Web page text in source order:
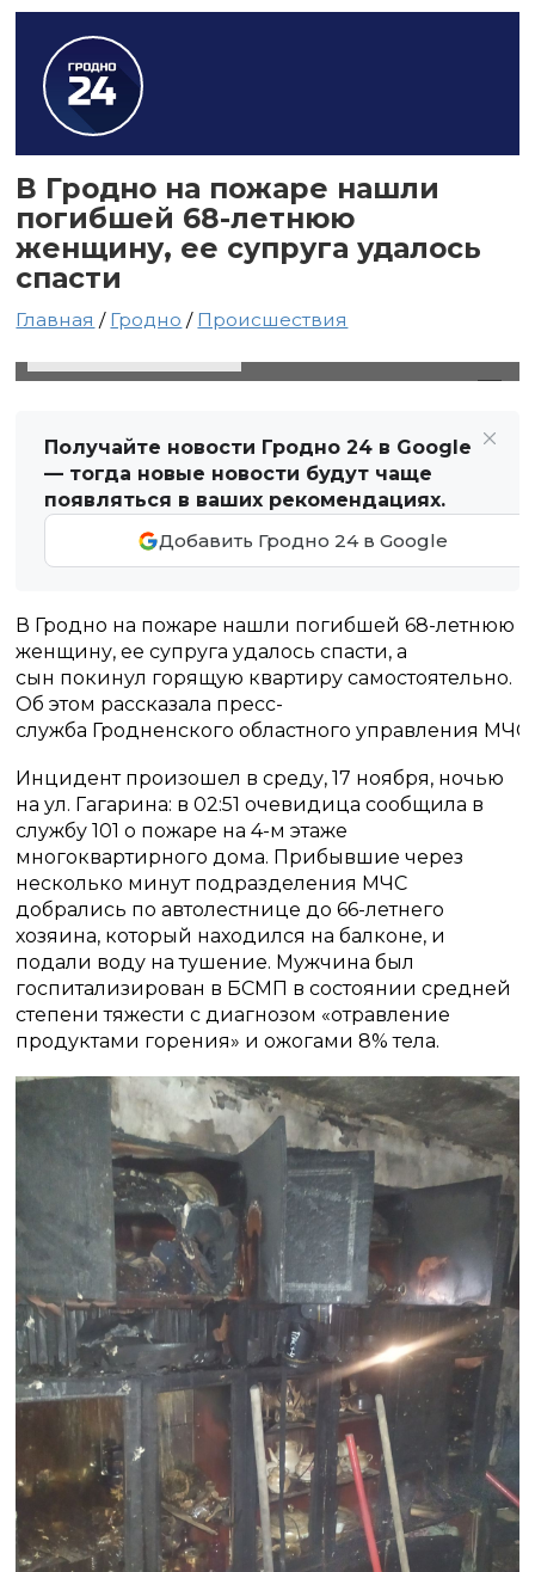
В Гродно на пожаре нашли
погибшей 68-летнюю
женщину, ее супруга удалось
спасти
Главная / Гродно / Происшествия
Получайте новости Гродно 24 в Google
— тогда новые новости будут чаще
появляться в ваших рекомендациях.
Добавить Гродно 24 в Google
В Гродно на пожаре нашли погибшей 68-летнюю
женщину, ее супруга удалось спасти, а
сын покинул горящую квартиру самостоятельно.
Об этом рассказала пресс-
служба Гродненского областного управления МЧС
Инцидент произошел в среду, 17 ноября, ночью
на ул. Гагарина: в 02:51 очевидица сообщила в
службу 101 о пожаре на 4-м этаже
многоквартирного дома. Прибывшие через
несколько минут подразделения МЧС
добрались по автолестнице до 66-летнего
хозяина, который находился на балконе, и
подали воду на тушение. Мужчина был
госпитализирован в БСМП в состоянии средней
степени тяжести с диагнозом «отравление
продуктами горения» и ожогами 8% тела.